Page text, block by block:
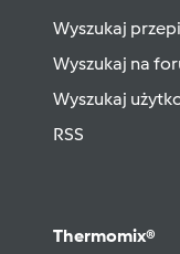
Wyszukaj
Wyszukaj na
Wyszukaj
RSS
Thermomix®